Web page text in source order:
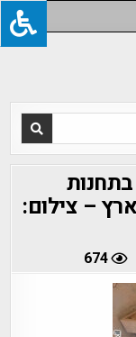
– צילום:
674